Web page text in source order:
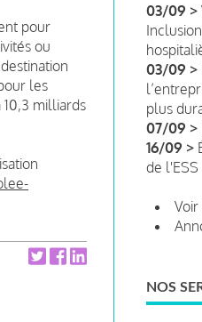
pour
ou
les
milliards
03/09 >
03/09 >
plus
07/09 >
16/09 >
de l'ESS
NOS